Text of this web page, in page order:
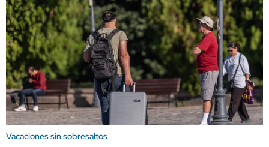
Vacaciones sin sobresaltos